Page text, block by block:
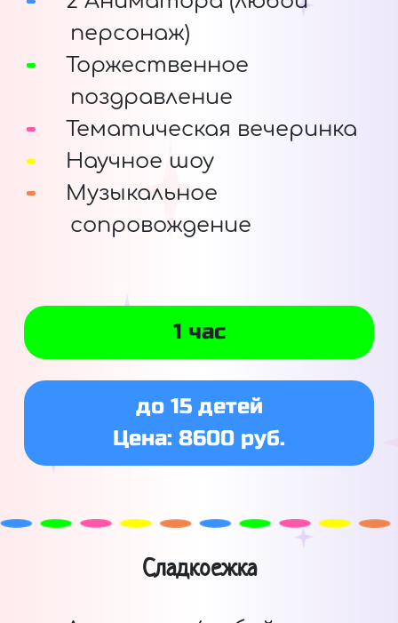
персонаж)
Торжественное
поздравление
Тематическая вечеринка
Научное шоу
Музыкальное
сопровождение
1 час
до 15 детей
Цена: 8600 руб.
Сладкоежка